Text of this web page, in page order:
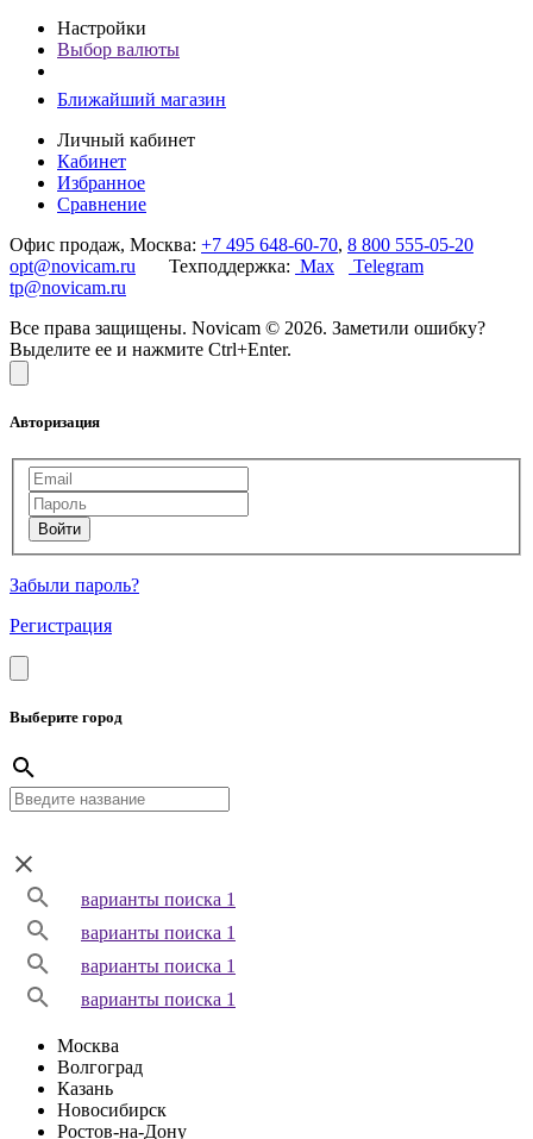
Настройки
Выбор валюты
Ближайший магазин
Личный кабинет
Кабинет
Избранное
Сравнение
Офис продаж, Москва: +7 495 648-60-70, 8 800 555-05-20
opt@novicam.ru Техподдержка: Max
Telegram
tp@novicam.ru
Все права защищены. Novicam © 2026. Заметили ошибку?
Выделите ее и нажмите Ctrl+Enter.
Авторизация
Забыли пароль?
Регистрация
Выберите город
варианты поиска 1
варианты поиска 1
варианты поиска 1
варианты поиска 1
Москва
Волгоград
Казань
Новосибирск
Ростов-на-Дону